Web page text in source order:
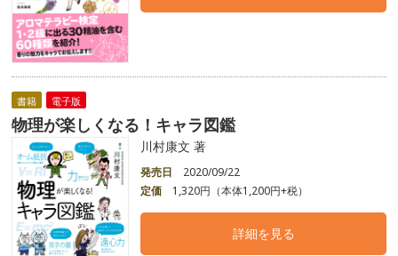
書籍 電子版
物理が楽しくなる！キャラ図鑑
川村康文 著
発売日
2020/09/22
定価
1,320円（本体1,200円+税）
詳細を見る